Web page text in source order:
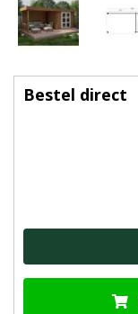
Bestel direct